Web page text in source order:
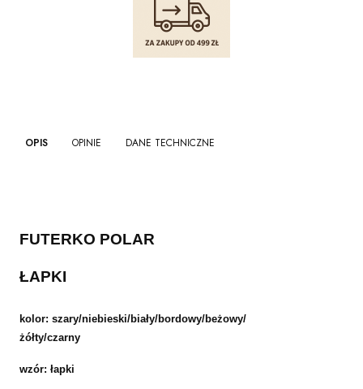
OPIS OPINIE DANE TECHNICZNE
FUTERKO POLAR
ŁAPKI
kolor: szary/niebieski/biały/bordowy/beżowy/
żółty/czarny
wzór: łapki